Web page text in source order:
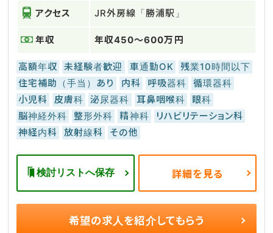
アクセス JR外房線「勝浦駅」
年収 年収450～600万円
高額年収 未経験者歓迎 車通勤OK
残業10時間以下
住宅補助（手当）あり
内科 呼吸器科
循環器科
小児科
皮膚科 泌尿器科 耳鼻咽喉科
眼科
脳神経外科
整形外科 精神科
リハビリテーション科
神経内科
放射線科 その他
検討リストへ保存 詳細を見る
希望の求人を紹介してもらう